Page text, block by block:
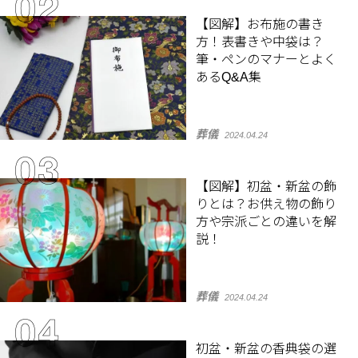
【図解】お布施の書き
方！表書きや中袋は？
筆・ペンのマナーとよく
あるQ&A集
葬儀 2024.04.24
【図解】初盆・新盆の飾
りとは？お供え物の飾り
方や宗派ごとの違いを解
説！
葬儀 2024.04.24
初盆・新盆の香典袋の選